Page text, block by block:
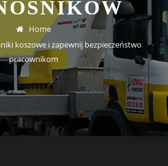
Home
koszowe i zapewnij bezpieczeństwo
pracownikom